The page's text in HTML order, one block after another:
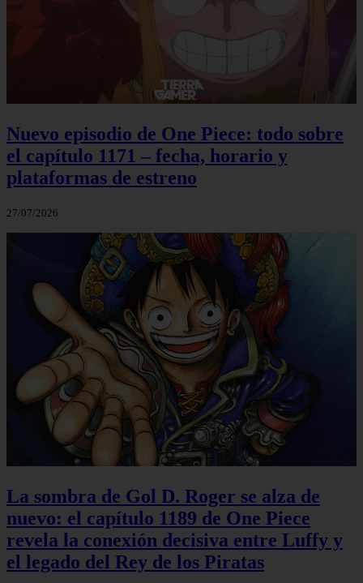
Nuevo episodio de One Piece: todo sobre
el capítulo 1171 – fecha, horario y
plataformas de estreno
27/07/2026
La sombra de Gol D. Roger se alza de
nuevo: el capítulo 1189 de One Piece
revela la conexión decisiva entre Luffy y
el legado del Rey de los Piratas